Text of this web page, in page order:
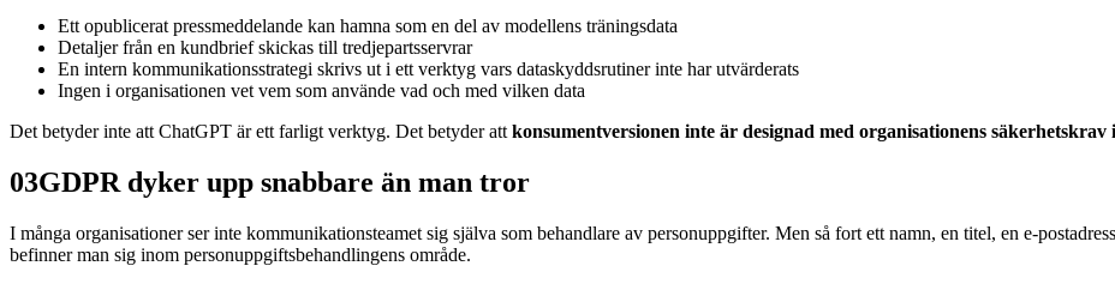
Ett opublicerat pressmeddelande kan hamna som en del av modellens träningsdata
Detaljer från en kundbrief skickas till tredjepartsservrar
En intern kommunikationsstrategi skrivs ut i ett verktyg vars dataskyddsrutiner inte har utvärderats
Ingen i organisationen vet vem som använde vad och med vilken data
Det betyder inte att ChatGPT är ett farligt verktyg. Det betyder att konsumentversionen inte är designad med organisationens säkerhetskrav
03GDPR dyker upp snabbare än man tror
I många organisationer ser inte kommunikationsteamet sig själva som behandlare av personuppgifter. Men så fort ett namn, en titel, en e-
befinner man sig inom personuppgiftsbehandlingens område.